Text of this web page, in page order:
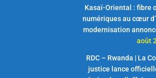
Kasaï-Oriental : fibre
numériques au cœur
modernisation
août
RDC – Rwanda | La
justice lance